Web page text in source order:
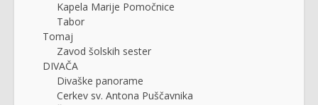
Kapela Marije Pomočnice
Tabor
Tomaj
Zavod šolskih sester
DIVAČA
Divaške panorame
Cerkev sv. Antona Puščavnika